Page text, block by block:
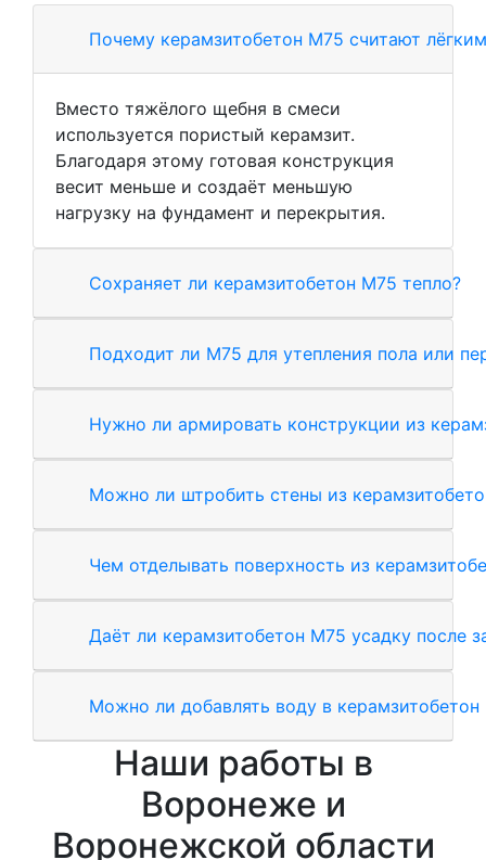
Почему керамзитобетон М75 считают
Вместо тяжёлого щебня в смеси
используется пористый керамзит.
Благодаря этому готовая конструкция
весит меньше и создаёт меньшую
нагрузку на фундамент и перекрытия.
Сохраняет ли керамзитобетон М75 тепло?
Подходит ли М75 для утепления пола или
Нужно ли армировать конструкции из
Можно ли штробить стены из
Чем отделывать поверхность из
Даёт ли керамзитобетон М75 усадку после
Можно ли добавлять воду в
Наши работы в
Воронеже и
Воронежской области